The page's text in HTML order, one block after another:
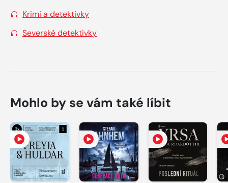
Krimi a detektivky
Severské detektivky
Mohlo by se vám také líbit